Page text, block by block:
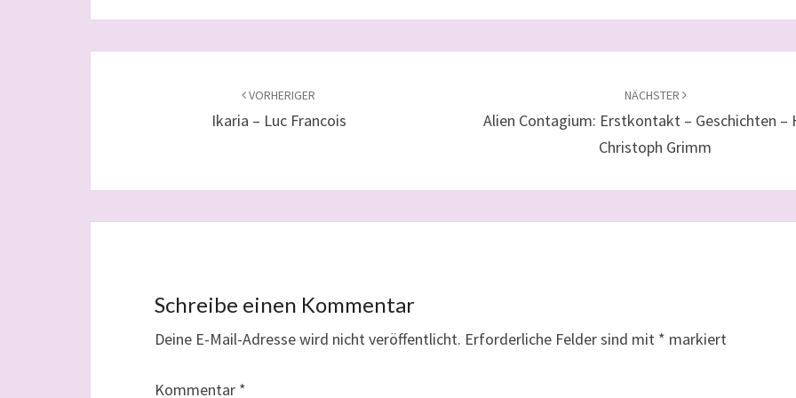
VORHERIGER
Ikaria – Luc Francois
NÄCHSTER
Alien Contagium: Erstkontakt – Geschichten –
Christoph Grimm
Schreibe einen Kommentar
Deine E-Mail-Adresse wird nicht veröffentlicht. Erforderliche Felder sind mit * markiert
Kommentar *